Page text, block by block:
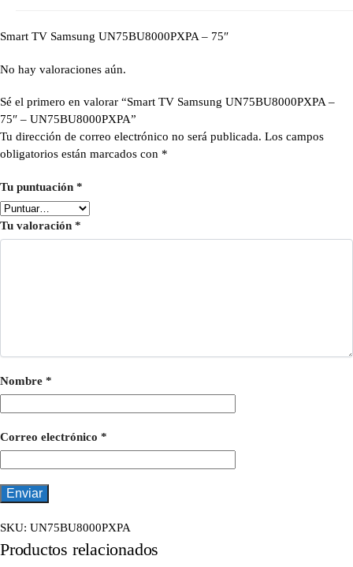
Smart TV Samsung UN75BU8000PXPA – 75″
No hay valoraciones aún.
Sé el primero en valorar “Smart TV Samsung UN75BU8000PXPA –
75″ – UN75BU8000PXPA”
Tu dirección de correo electrónico no será publicada. Los campos
obligatorios están marcados con *
Tu puntuación *
Tu valoración *
Nombre *
Correo electrónico *
SKU: UN75BU8000PXPA
Productos relacionados